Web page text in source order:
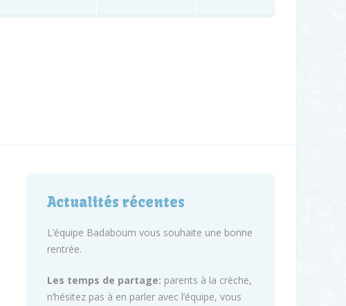
Actualités récentes
L’équipe Badaboum vous souhaite une bonne
rentrée.
Les temps de partage: parents à la crèche,
n’hésitez pas à en parler avec l’équipe, vous